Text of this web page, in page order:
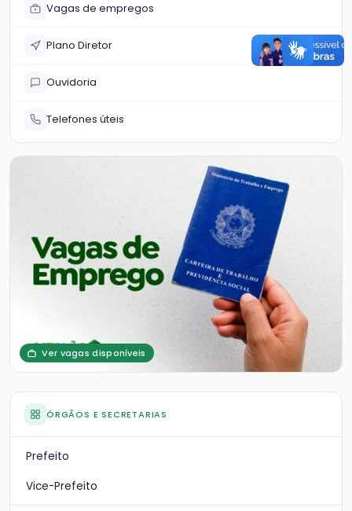
Vagas de empregos
Plano Diretor
Ouvidoria
Telefones úteis
Ver vagas disponíveis
ÓRGÃOS E SECRETARIAS
Prefeito
Vice-Prefeito